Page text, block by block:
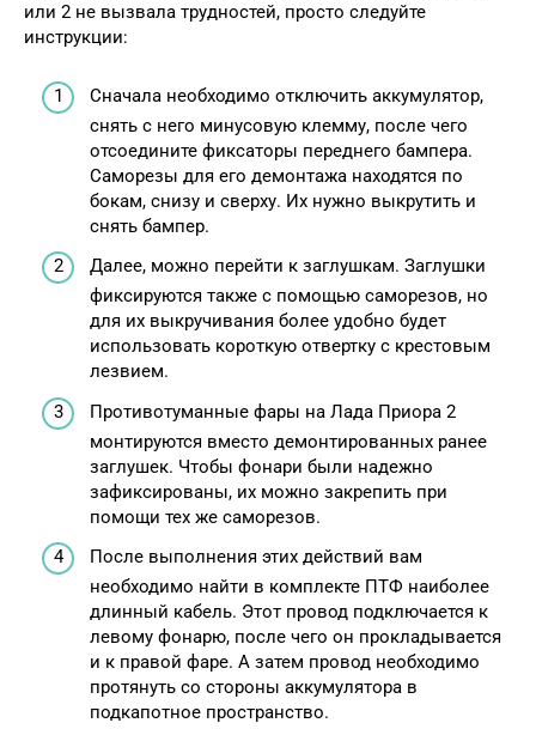
или 2 не вызвала трудностей, просто следуйте
инструкции:
Сначала необходимо отключить аккумулятор,
снять с него минусовую клемму, после чего
отсоедините фиксаторы переднего бампера.
Саморезы для его демонтажа находятся по
бокам, снизу и сверху. Их нужно выкрутить и
снять бампер.
Далее, можно перейти к заглушкам. Заглушки
фиксируются также с помощью саморезов, но
для их выкручивания более удобно будет
использовать короткую отвертку с крестовым
лезвием.
Противотуманные фары на Лада Приора 2
монтируются вместо демонтированных ранее
заглушек. Чтобы фонари были надежно
зафиксированы, их можно закрепить при
помощи тех же саморезов.
После выполнения этих действий вам
необходимо найти в комплекте ПТФ наиболее
длинный кабель. Этот провод подключается к
левому фонарю, после чего он прокладывается
и к правой фаре. А затем провод необходимо
протянуть со стороны аккумулятора в
подкапотное пространство.